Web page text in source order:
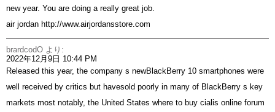
new year. You are doing a really great job.
air jordan http://www.airjordansstore.com
brardcodO より:
2022年12月9日 10:44 PM
Released this year, the company s newBlackBerry 10 smartphones were
well received by critics but havesold poorly in many of BlackBerry s key
markets most notably, the United States where to buy cialis online forum